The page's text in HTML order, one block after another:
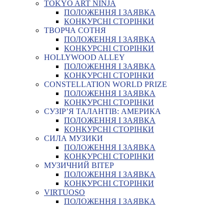
TOKYO ART NINJA
ПОЛОЖЕННЯ І ЗАЯВКА
КОНКУРСНІ СТОРІНКИ
ТВОРЧА СОТНЯ
ПОЛОЖЕННЯ І ЗАЯВКА
КОНКУРСНІ СТОРІНКИ
HOLLYWOOD ALLEY
ПОЛОЖЕННЯ І ЗАЯВКА
КОНКУРСНІ СТОРІНКИ
CONSTELLATION WORLD PRIZE
ПОЛОЖЕННЯ І ЗАЯВКА
КОНКУРСНІ СТОРІНКИ
СУЗІР’Я ТАЛАНТІВ: АМЕРИКА
ПОЛОЖЕННЯ І ЗАЯВКА
КОНКУРСНІ СТОРІНКИ
СИЛА МУЗИКИ
ПОЛОЖЕННЯ І ЗАЯВКА
КОНКУРСНІ СТОРІНКИ
МУЗИЧНИЙ ВІТЕР
ПОЛОЖЕННЯ І ЗАЯВКА
КОНКУРСНІ СТОРІНКИ
VIRTUOSO
ПОЛОЖЕННЯ І ЗАЯВКА